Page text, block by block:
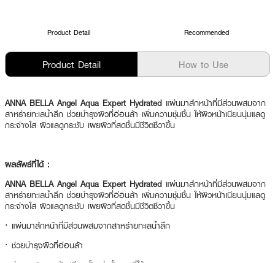
Product Detail Recommended
Product Detail How to Use
ANNA BELLA Angel Aqua Expert Hydrated แผ่นมาส์กหน้าที่มีส่วนผสมจาก
สาหร่ายทะเลน้ำลึก ช่วยบำรุงผิวที่อ่อนล้า เพิ่มความชุ่มชื่น ให้ผิวหน้าเนียนนุ่มแลดู
กระจ่างใส ผิวแลดูกระชับ เผยผิวที่สดชื่นมีชีวิตชีวาขึ้น
ผลลัพธ์ที่ได้ :
ANNA BELLA Angel Aqua Expert Hydrated แผ่นมาส์กหน้าที่มีส่วนผสมจาก
สาหร่ายทะเลน้ำลึก ช่วยบำรุงผิวที่อ่อนล้า เพิ่มความชุ่มชื่น ให้ผิวหน้าเนียนนุ่มแลดู
กระจ่างใส ผิวแลดูกระชับ เผยผิวที่สดชื่นมีชีวิตชีวาขึ้น
· แผ่นมาส์กหน้าที่มีส่วนผสมจากสาหร่ายทะเลน้ำลึก
· ช่วยบำรุงผิวที่อ่อนล้า